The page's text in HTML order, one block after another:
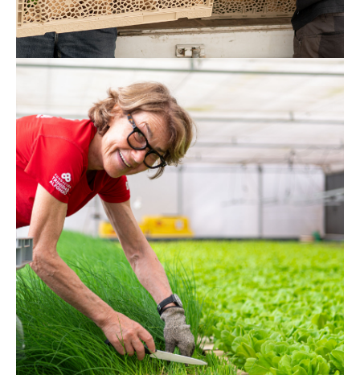
Edith
Sono entusiasta del progetto Solos. E
poi, durante tutto l’anno lavoro
circondata dal vibrante verde, che fa
bene agli occhi e all’anima.